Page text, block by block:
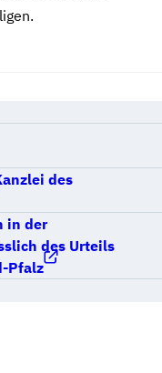
des
in der
des Urteils
Pfalz